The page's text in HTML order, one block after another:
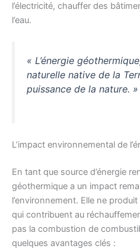
l’électricité, chauffer des
l’eau.
« L’énergie
naturelle native de la
puissance de la nature. »
L’impact environnemental de
En tant que source d’énergie
géothermique a un impact
l’environnement. Elle ne
qui contribuent au
pas la combustion de
quelques avantages clés :